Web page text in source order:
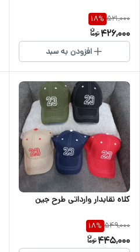
521,000
18%
426,000
افزودن به سبد
کلاه نقابدار وارداتی طرح جین
549,000
18%
445,000